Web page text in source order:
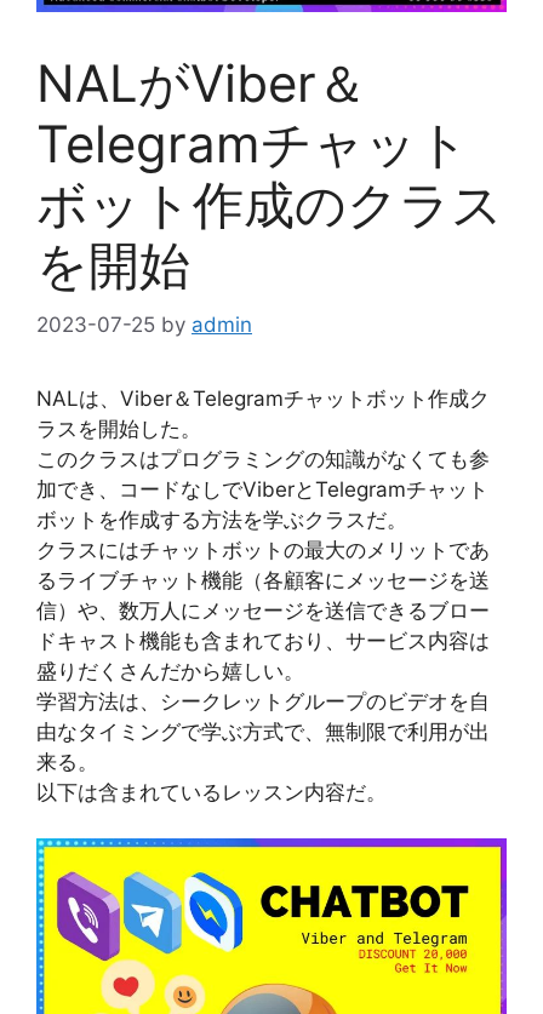
NALがViber＆
Telegramチャット
ボット作成のクラス
を開始
2023-07-25 by admin
NALは、Viber＆Telegramチャットボット作成ク
ラスを開始した。
このクラスはプログラミングの知識がなくても参
加でき、コードなしでViberとTelegramチャット
ボットを作成する方法を学ぶクラスだ。
クラスにはチャットボットの最大のメリットであ
るライブチャット機能（各顧客にメッセージを送
信）や、数万人にメッセージを送信できるブロー
ドキャスト機能も含まれており、サービス内容は
盛りだくさんだから嬉しい。
学習方法は、シークレットグループのビデオを自
由なタイミングで学ぶ方式で、無制限で利用が出
来る。
以下は含まれているレッスン内容だ。